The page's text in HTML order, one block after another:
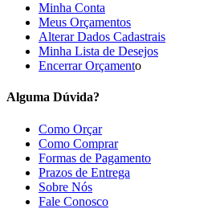
Minha Conta
Meus Orçamentos
Alterar Dados Cadastrais
Minha Lista de Desejos
Encerrar Orçamento
Alguma Dúvida?
Como Orçar
Como Comprar
Formas de Pagamento
Prazos de Entrega
Sobre Nós
Fale Conosco